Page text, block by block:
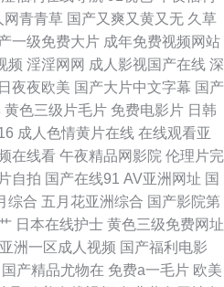
丝足av 国产欧美线熟精 91黑黄网 国产
利视频999 91pot狼友社在线观看 成人网
址 久久国产伊人网 伊人AV影院在线观看
虎东方影院 国产欧美日韩性愛久久 国产
色高清国产 91大神西瓜 激情文学怡春
综合在线 国产精品不卡二区 四虎av播放
网青青草 国产又爽又黄又无 久草
一级免费大片 成年免费视频网站
频 淫淫网网 成人影视国产在线 深
日夜夜欧美 国产大片中文字幕 国产
黄色三级片毛片 免费电影片 日韩
成人色情黄片在线 在线观看亚
在线看 午夜精品网影院 伦理片完
自拍 国产在线91 AV亚洲网址 国
综合 五月花亚洲综合 国产影院第
日本在线护士 黄色三级免费网址
亚洲一区成人视频 国产福利电影
国产精品尤物在 免费a一毛片 欧美